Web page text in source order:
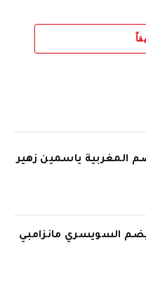
المغربية ياسمين زهير
السويسري مانزامبي